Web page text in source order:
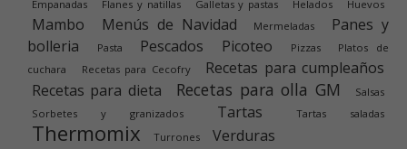
Empanadas Flanes y natillas Galletas y pastas Helados Huevos
Mambo Menús de Navidad Mermeladas
Panes y
bolleria
Pasta Pescados Picoteo Pizzas
Platos de
cuchara
Recetas para Cecofry
Recetas para cumpleaños
Recetas para dieta
Recetas para olla GM
Salsas
Sorbetes y granizados
Tartas Tartas saladas
Thermomix Turrones Verduras